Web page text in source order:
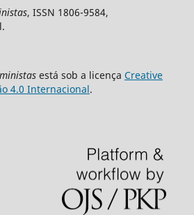
, ISSN 1806-9584,
está sob a licença Creative
4.0 Internacional.